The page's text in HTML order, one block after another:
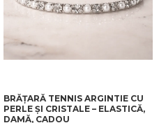
BRĂȚARĂ TENNIS ARGINTIE CU
PERLE ȘI CRISTALE – ELASTICĂ,
DAMĂ, CADOU